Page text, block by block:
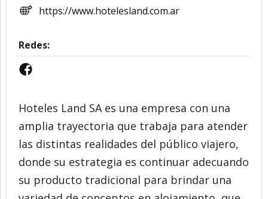
https://www.hotelesland.com.ar
Redes:
Hoteles Land SA es una empresa con una
amplia trayectoria que trabaja para atender
las distintas realidades del público viajero,
donde su estrategia es continuar adecuando
su producto tradicional para brindar una